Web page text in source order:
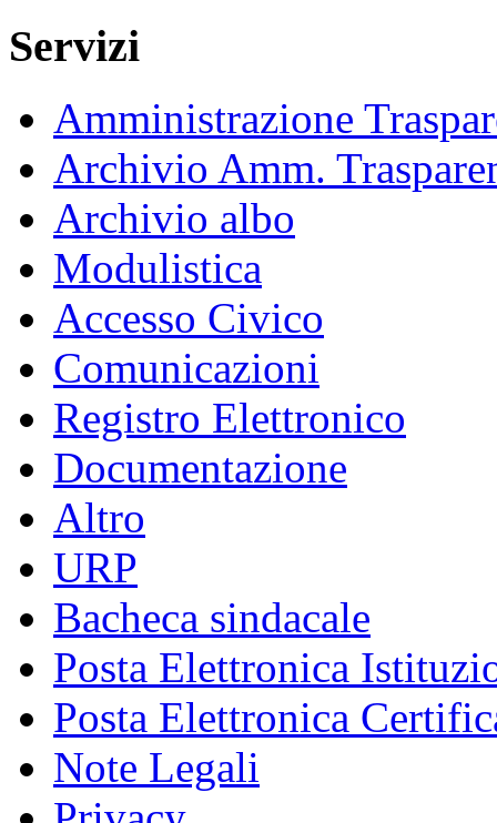
Servizi
Amministrazione
Archivio Amm.
Archivio albo
Modulistica
Accesso Civico
Comunicazioni
Registro Elettronico
Documentazione
Altro
URP
Bacheca sindacale
Posta Elettronica
Posta Elettronica
Note Legali